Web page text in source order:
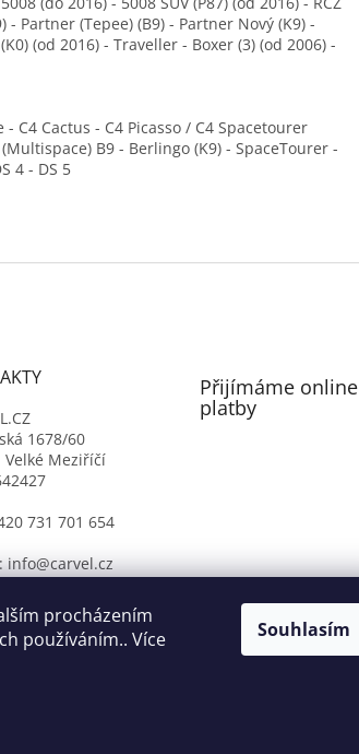
procházením
používáním.. Více
Souhlasím
Partner (Tepee) (B9) - Partner Nový (K9) -
(od 2016) - Traveller - Boxer (3) (od 2006) -
- C4 Cactus - C4 Picasso / C4 Spacetourer
B9 - Berlingo (K9) - SpaceTourer -
4 - DS 5
1678/60
Velké Meziříčí
731 701 654
info@carvel.cz
Přijímáme online
platby